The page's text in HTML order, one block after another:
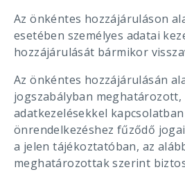
Az önkéntes hozzájáruláson
esetében személyes adatai
hozzájárulását bármikor
Az önkéntes hozzájárulásán
jogszabályban meghatározott,
adatkezelésekkel
önrendelkezéshez fűződő
a jelen tájékoztatóban, az
meghatározottak szerint